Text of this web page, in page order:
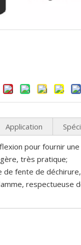
Application
pour fournir
très pratique;
de fente de
respectueuse